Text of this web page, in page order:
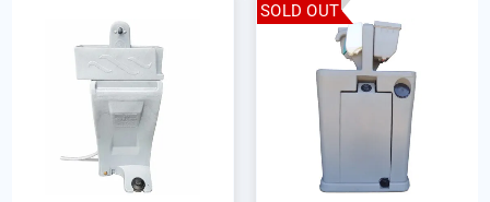
SOLD OUT